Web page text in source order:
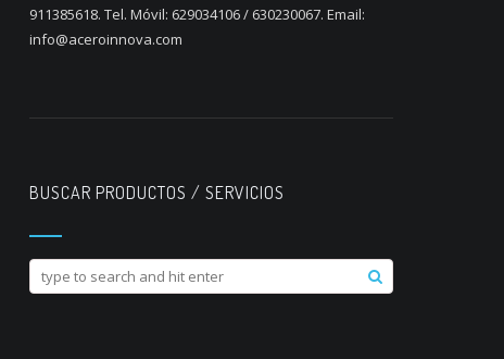
911385618. Tel. Móvil: 629034106 / 630230067. Email:
info@aceroinnova.com
BUSCAR PRODUCTOS / SERVICIOS